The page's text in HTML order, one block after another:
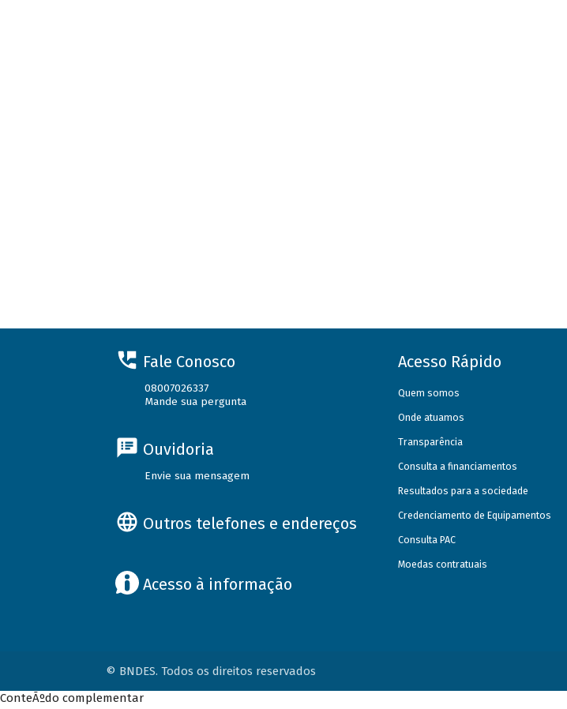
Fale Conosco
08007026337
Mande sua pergunta
Ouvidoria
Envie sua mensagem
Outros telefones e endereços
Acesso à informação
Acesso Rápido
Quem somos
Onde atuamos
Transparência
Consulta a financiamentos
Resultados para a sociedade
Credenciamento de Equipamentos
Consulta PAC
Moedas contratuais
© BNDES. Todos os direitos reservados
ConteÃºdo complementar